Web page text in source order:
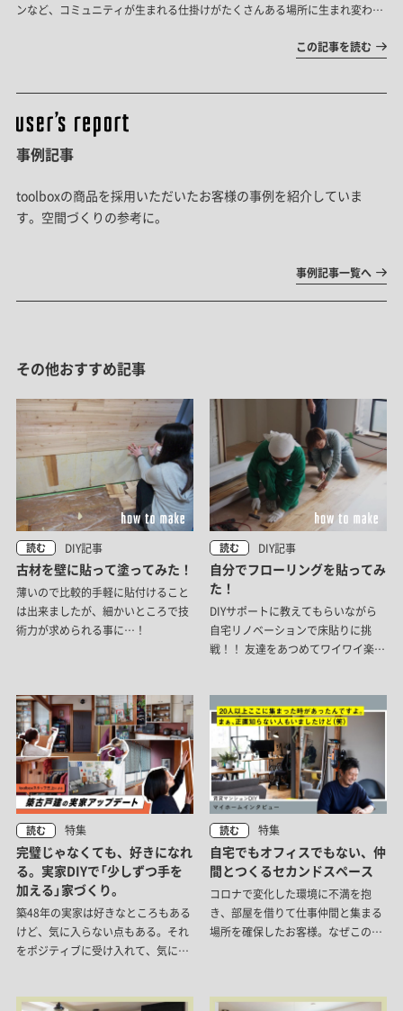
ンなど、コミュニティが生まれる仕掛けがたくさんある場所に生まれ変わり
この記事を読む
事例記事
toolboxの商品を採用いただいたお客様の事例を紹介していま
す。空間づくりの参考に。
事例記事一覧へ
その他おすすめ記事
読む DIY記事
古材を壁に貼って塗ってみた！
薄いので比較的手軽に貼付けること
は出来ましたが、細かいところで技
術力が求められる事に…！
読む DIY記事
自分でフローリングを貼ってみ
た！
DIYサポートに教えてもらいながら
自宅リノベーションで床貼りに挑
戦！！ 友達をあつめてワイワイ楽し
読む 特集
完璧じゃなくても、好きになれ
る。実家DIYで「少しずつ手を
加える」家づくり。
築48年の実家は好きなところもある
けど、気に入らない点もある。それ
をポジティブに受け入れて、気に入
くりを紹介します。
読む 特集
自宅でもオフィスでもない、仲
間とつくるセカンドスペース
コロナで変化した環境に不満を抱
き、部屋を借りて仕事仲間と集まる
場所を確保したお客様。なぜこの場